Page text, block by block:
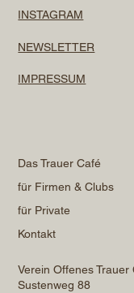
INSTAGRAM
NEWSLETTER
IMPRESSUM
Das Trauer Café
für Firmen & Clubs
für Private
Kontakt
Verein Offenes Trauer
Sustenweg 88